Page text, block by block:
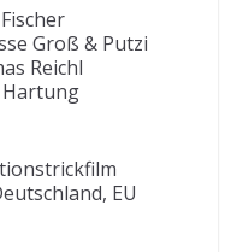
Groß & Putzi
Reichl
Hartung
EU